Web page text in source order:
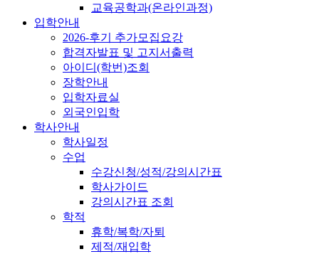
교육공학과(온라인과정)
입학안내
2026-후기 추가모집요강
합격자발표 및 고지서출력
아이디(학번)조회
장학안내
입학자료실
외국인입학
학사안내
학사일정
수업
수강신청/성적/강의시간표
학사가이드
강의시간표 조회
학적
휴학/복학/자퇴
제적/재입학